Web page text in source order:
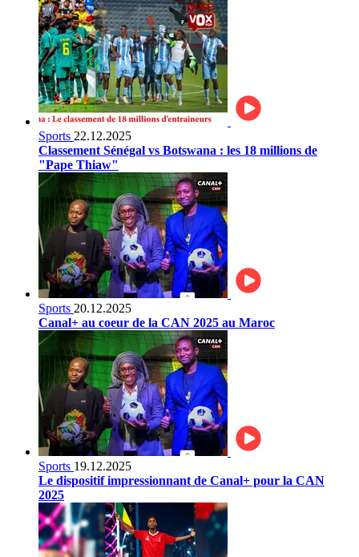
Sports 22.12.2025
Classement Sénégal vs Botswana : les 18 millions de
"Pape Thiaw"
Sports 20.12.2025
Canal+ au coeur de la CAN 2025 au Maroc
Sports 19.12.2025
Le dispositif impressionnant de Canal+ pour la CAN
2025